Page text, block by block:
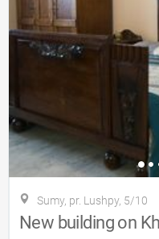
Sumy, pr. Lushpy, 5/10
New building on